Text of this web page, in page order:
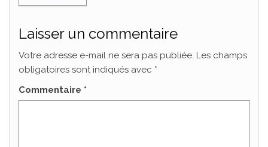
Laisser un commentaire
Votre adresse e-mail ne sera pas publiée. Les champs
obligatoires sont indiqués avec *
Commentaire *